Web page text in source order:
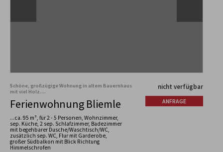
Schöne, großzügige Wohnung in altem Bauernhaus
mit viel Holz....
Ferienwohnung Bliemle
...ca. 95 m², für 2 - 5 Personen, Wohnzimmer,
sep. Küche, 2 sep. Schlafzimmer, Badezimmer
mit begehbarer Dusche/Waschtisch/WC,
zusätzlich sep. WC, Flur mit Garderobe,
großer Südbalkon mit Blick Richtung
Himmelschrofen
nicht verfügbar
ANFRAGE